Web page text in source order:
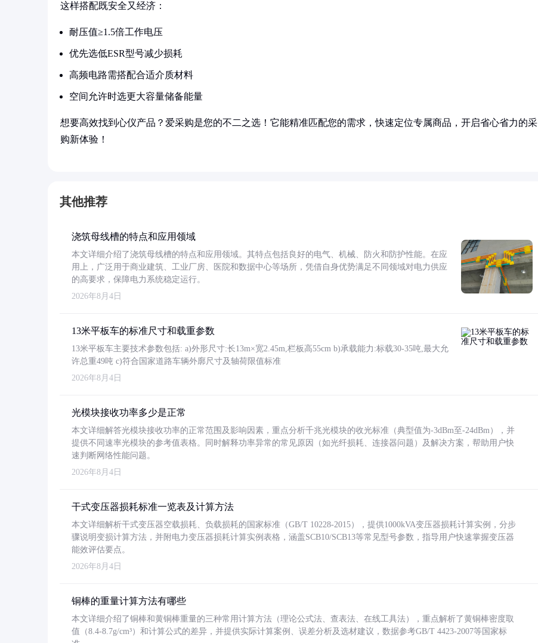
这样搭配既安全又经济：
耐压值≥1.5倍工作电压
优先选低ESR型号减少损耗
高频电路需搭配合适介质材料
空间允许时选更大容量储备能量
想要高效找到心仪产品？爱采购是您的不二之选！它能精准匹配您的需求，快速定位专属商品，开启省心省力的采
购新体验！
其他推荐
浇筑母线槽的特点和应用领域
本文详细介绍了浇筑母线槽的特点和应用领域。其特点包括良好的电气、机械、防火和防护性能。在应
用上，广泛用于商业建筑、工业厂房、医院和数据中心等场所，凭借自身优势满足不同领域对电力供应
的高要求，保障电力系统稳定运行。
2026年8月4日
13米平板车的标准尺寸和载重参数
13米平板车主要技术参数包括: a)外形尺寸:长13m×宽2.45m,栏板高55cm b)承载能力:标载30-35吨,最大允
许总重49吨 c)符合国家道路车辆外廓尺寸及轴荷限值标准
2026年8月4日
光模块接收功率多少是正常
本文详细解答光模块接收功率的正常范围及影响因素，重点分析千兆光模块的收光标准（典型值为-3dBm至-24dBm），并
提供不同速率光模块的参考值表格。同时解释功率异常的常见原因（如光纤损耗、连接器问题）及解决方案，帮助用户快
速判断网络性能问题。
2026年8月4日
干式变压器损耗标准一览表及计算方法
本文详细解析干式变压器空载损耗、负载损耗的国家标准（GB/T 10228-2015），提供1000kVA变压器损耗计算实例，分步
骤说明变损计算方法，并附电力变压器损耗计算实例表格，涵盖SCB10/SCB13等常见型号参数，指导用户快速掌握变压器
能效评估要点。
2026年8月4日
铜棒的重量计算方法有哪些
本文详细介绍了铜棒和黄铜棒重量的三种常用计算方法（理论公式法、查表法、在线工具法），重点解析了黄铜棒密度取
值（8.4-8.7g/cm³）和计算公式的差异，并提供实际计算案例、误差分析及选材建议，数据参考GB/T 4423-2007等国家标